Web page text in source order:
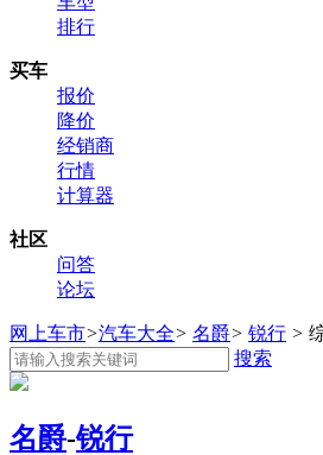
排行
买车
报价
降价
经销商
行情
计算器
社区
问答
论坛
网上车市>汽车大全> 名爵> 锐行 >
搜索
名爵-锐行